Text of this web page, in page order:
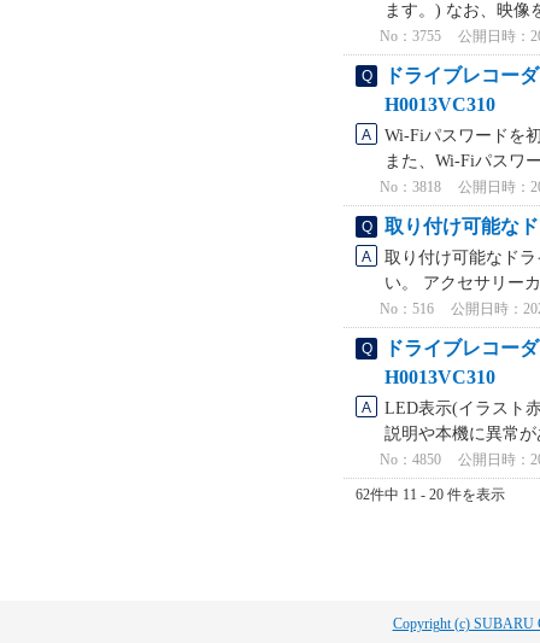
ます。) なお、映像
No：3755 公開日時：
ドライブレコー
H0013VC310
Wi-Fiパスワードを
また、Wi-Fiパスワ
No：3818 公開日時：
取り付け可能な
取り付け可能なド
い。 アクセサリー
No：516 公開日時：
ドライブレコー
H0013VC310
LED表示(イラスト
説明や本機に異常
No：4850 公開日時：
62件中 11 - 20 件を表示
Copyright (c) SUBARU